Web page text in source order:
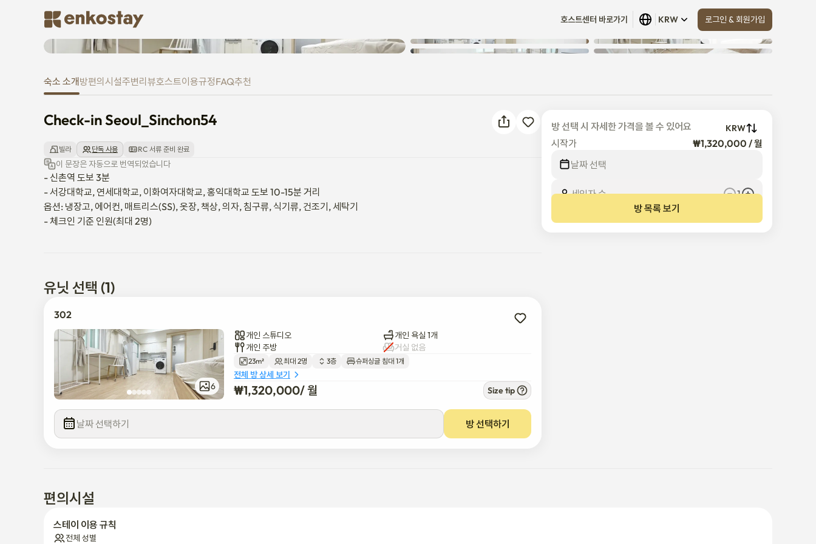
호스트센터 바로가기 KRW 로그인 & 회원가입
Check-in Seoul_Sinchon54
모두 보기 (6)
숙소 소개 방편의시설주변리뷰호스트이용규정FAQ추천
Check-in Seoul_Sinchon54
빌라 단독 사용 RC 서류 준비 완료
이 문장은 자동으로 번역되었습니다
- 신촌역 도보 3분
- 서강대학교, 연세대학교, 이화여자대학교, 홍익대학교 도보 10-15분 거리
옵션: 냉장고, 에어컨, 매트리스(SS), 옷장, 책상, 의자, 침구류, 식기류, 건조기, 세탁기
- 체크인 기준 인원(최대 2명)
유닛 선택 (1)
302
6
개인 스튜디오
개인 욕실 1개
개인 주방
거실 없음
23m² 최대 2명 3층 슈퍼싱글 침대 1개
전체 방 상세 보기
₩1,320,000/ 월 Size tip
날짜 선택하기 방 선택하기
방 선택 시 자세한 가격을 볼 수 있어요 KRW
시작가
₩1,320,000 / 월
날짜 선택
세입자 수
1
방 목록 보기
편의시설
스테이 이용 규칙
전체 성별
다시 시도해 주세요.